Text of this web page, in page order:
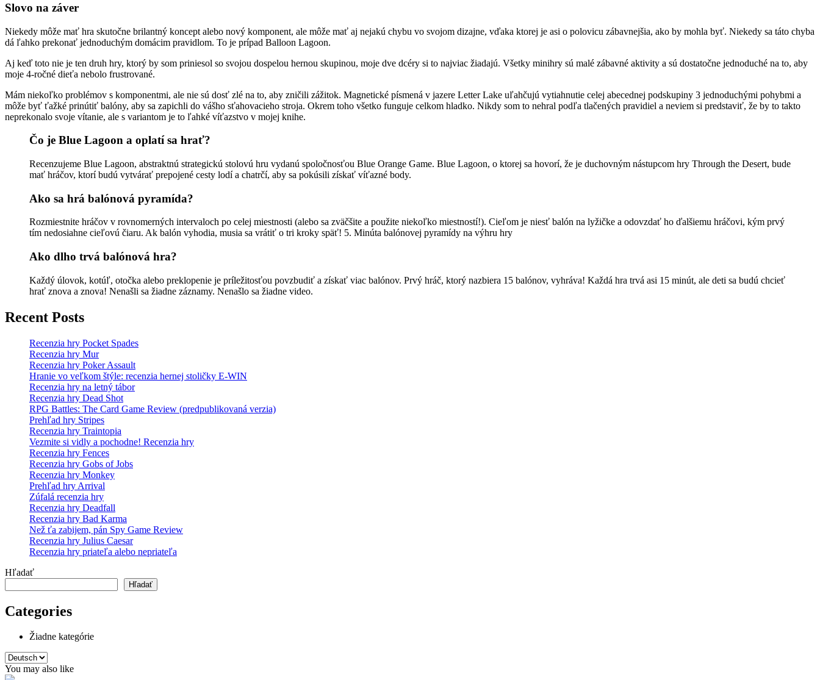
Slovo na záver
Niekedy môže mať hra skutočne brilantný koncept alebo nový komponent, ale môže mať aj nejakú chybu vo svojom dizajne, vďaka ktorej je asi o polovicu zábavnejšia, ako by mohla byť. Niekedy sa táto chyba
dá ľahko prekonať jednoduchým domácim pravidlom. To je prípad Balloon Lagoon.
Aj keď toto nie je ten druh hry, ktorý by som priniesol so svojou dospelou hernou skupinou, moje dve dcéry si to najviac žiadajú. Všetky minihry sú malé zábavné aktivity a sú dostatočne jednoduché na to, aby
moje 4-ročné dieťa nebolo frustrované.
Mám niekoľko problémov s komponentmi, ale nie sú dosť zlé na to, aby zničili zážitok. Magnetické písmená v jazere Letter Lake uľahčujú vytiahnutie celej abecednej podskupiny 3 jednoduchými pohybmi a
môže byť ťažké prinútiť balóny, aby sa zapichli do vášho sťahovacieho stroja. Okrem toho všetko funguje celkom hladko. Nikdy som to nehral podľa tlačených pravidiel a neviem si predstaviť, že by to takto
neprekonalo svoje vítanie, ale s variantom je to ľahké víťazstvo v mojej knihe.
Čo je Blue Lagoon a oplatí sa hrať?
Recenzujeme Blue Lagoon, abstraktnú strategickú stolovú hru vydanú spoločnosťou Blue Orange Game. Blue Lagoon, o ktorej sa hovorí, že je duchovným nástupcom hry Through the Desert, bude
mať hráčov, ktorí budú vytvárať prepojené cesty lodí a chatrčí, aby sa pokúsili získať víťazné body.
Ako sa hrá balónová pyramída?
Rozmiestnite hráčov v rovnomerných intervaloch po celej miestnosti (alebo sa zväčšite a použite niekoľko miestností!). Cieľom je niesť balón na lyžičke a odovzdať ho ďalšiemu hráčovi, kým prvý
tím nedosiahne cieľovú čiaru. Ak balón vyhodia, musia sa vrátiť o tri kroky späť! 5. Minúta balónovej pyramídy na výhru hry
Ako dlho trvá balónová hra?
Každý úlovok, kotúľ, otočka alebo preklopenie je príležitosťou povzbudiť a získať viac balónov. Prvý hráč, ktorý nazbiera 15 balónov, vyhráva! Každá hra trvá asi 15 minút, ale deti sa budú chcieť
hrať znova a znova! Nenašli sa žiadne záznamy. Nenašlo sa žiadne video.
Recent Posts
Recenzia hry Pocket Spades
Recenzia hry Mur
Recenzia hry Poker Assault
Hranie vo veľkom štýle: recenzia hernej stoličky E-WIN
Recenzia hry na letný tábor
Recenzia hry Dead Shot
RPG Battles: The Card Game Review (predpublikovaná verzia)
Prehľad hry Stripes
Recenzia hry Traintopia
Vezmite si vidly a pochodne! Recenzia hry
Recenzia hry Fences
Recenzia hry Gobs of Jobs
Recenzia hry Monkey
Prehľad hry Arrival
Zúfalá recenzia hry
Recenzia hry Deadfall
Recenzia hry Bad Karma
Než ťa zabijem, pán Spy Game Review
Recenzia hry Julius Caesar
Recenzia hry priateľa alebo nepriateľa
Hľadať
Hľadať
Categories
Žiadne kategórie
Vyberte
jazyk
You may also like